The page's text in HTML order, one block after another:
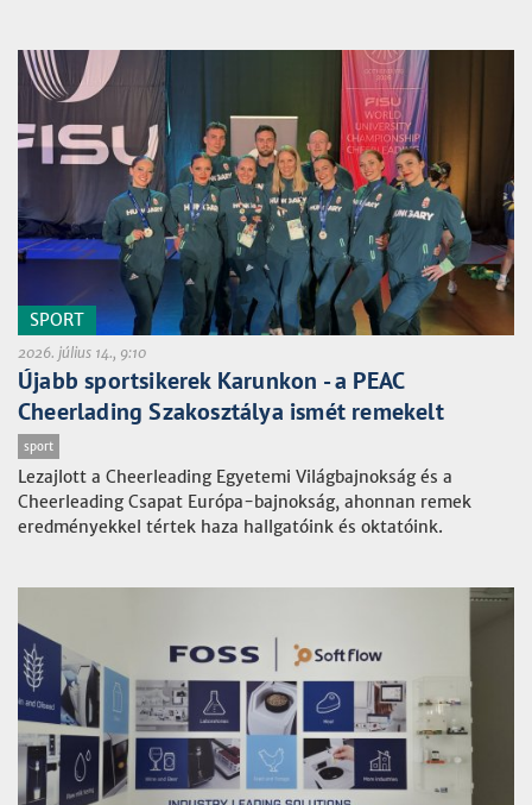
SPORT
2026. július 14., 9:10
Újabb sportsikerek Karunkon - a PEAC
Cheerlading Szakosztálya ismét remekelt
sport
Lezajlott a Cheerleading Egyetemi Világbajnokság és a
Cheerleading Csapat Európa-bajnokság, ahonnan remek
eredményekkel tértek haza hallgatóink és oktatóink.